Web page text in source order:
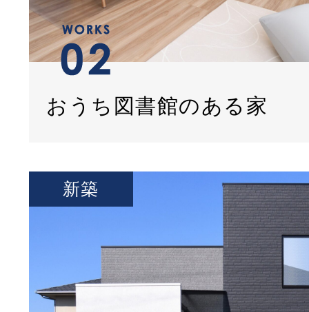
おうち図書館のある家
新築